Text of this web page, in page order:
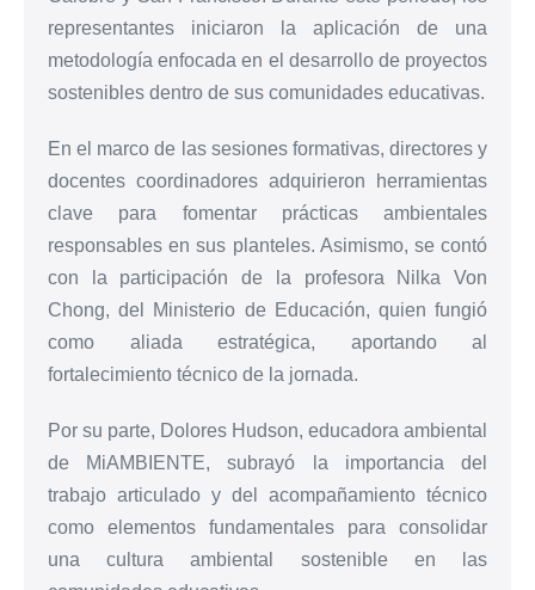
representantes iniciaron la aplicación de una
metodología enfocada en el desarrollo de proyectos
sostenibles dentro de sus comunidades educativas.
En el marco de las sesiones formativas, directores y
docentes coordinadores adquirieron herramientas
clave para fomentar prácticas ambientales
responsables en sus planteles. Asimismo, se contó
con la participación de la profesora Nilka Von
Chong, del Ministerio de Educación, quien fungió
como aliada estratégica, aportando al
fortalecimiento técnico de la jornada.
Por su parte, Dolores Hudson, educadora ambiental
de MiAMBIENTE, subrayó la importancia del
trabajo articulado y del acompañamiento técnico
como elementos fundamentales para consolidar
una cultura ambiental sostenible en las